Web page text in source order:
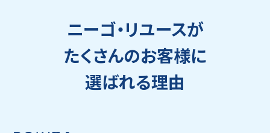
ニーゴ・リユースが
たくさんのお客様に
選ばれる理由